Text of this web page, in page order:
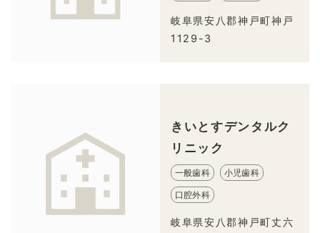
岐阜県安八郡神戸町神戸
1129-3
きいとすデンタルク
リニック
一般歯科 小児歯科
口腔外科
岐阜県安八郡神戸町丈六